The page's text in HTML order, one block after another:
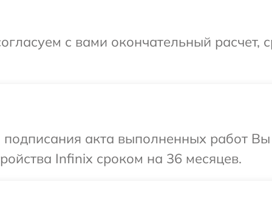
с вами окончательный расчет,
акта выполненных работ
Infinix сроком на 36 месяцев.